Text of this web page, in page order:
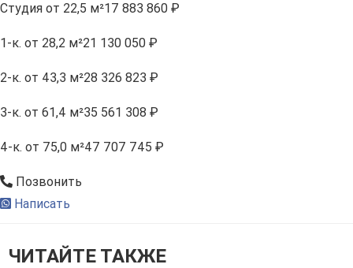
Студия от 22,5 м²17 883 860 ₽
1-к. от 28,2 м²21 130 050 ₽
2-к. от 43,3 м²28 326 823 ₽
3-к. от 61,4 м²35 561 308 ₽
4-к. от 75,0 м²47 707 745 ₽
Позвонить
Написать
ЧИТАЙТЕ ТАКЖЕ